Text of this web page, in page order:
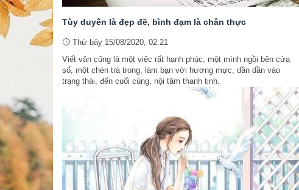
Tùy duyên là đẹp đẽ, bình đạm là chân thực
Thứ bảy 15/08/2020, 02:21
Viết văn cũng là một việc rất hạnh phúc, một mình ngồi bên cửa
sổ, một chén trà trong, làm bạn với hương mực, dần dần vào
trạng thái, đến cuối cùng, nội tâm thanh tịnh.